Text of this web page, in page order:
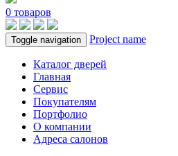
0 товаров
Toggle navigation Project name
Каталог дверей
Главная
Сервис
Покупателям
Портфолио
О компании
Адреса салонов